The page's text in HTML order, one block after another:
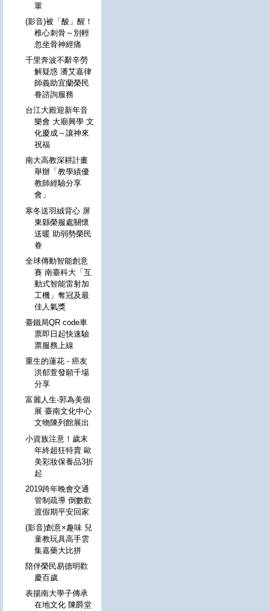
輩
(影音)被「酸」醒！
椎心刺骨～別輕
忽坐骨神經痛
千里奔波不辭辛勞
解疑惑 潘艾嘉律
師義助宜蘭榮民
眷諮詢服務
台江大殿迎新年音
樂會 大廟興學 文
化慶成～讓神來
祝福
南大高教深耕計畫
舉辦「教學績優
教師經驗分享
會」
寒冬送羽絨背心 屏
東縣榮服處關懷
送暖 助弱勢榮民
眷
全球傳動智能創意
賽 南臺科大「互
動式智能雷射加
工機」奪冠及最
佳人氣獎
臺鐵局QR code車
票即日起快速驗
票服務上線
重生的蓮花 - 癌友
洪郁萱發願千場
分享
富麗人生-郭為美個
展 臺南文化中心
文物陳列館展出
小資族注意！歲末
年終超狂特賣 歐
美彩妝保養品3折
起
2019跨年晚會交通
管制疏導 倒數歡
渡假期平安回家
(影音)創意×趣味 兒
童教玩具高手雲
集嘉藥大比拼
陪伴榮民易德明歡
慶百歲
表揚南大學子傳承
在地文化 陳爵堂